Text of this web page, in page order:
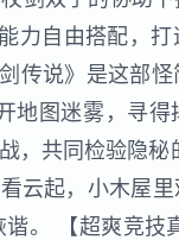
力自由搭配，
传说》是这部
地图迷雾，寻得
，共同检验隐秘
云起，小木屋
。 【超爽竞技